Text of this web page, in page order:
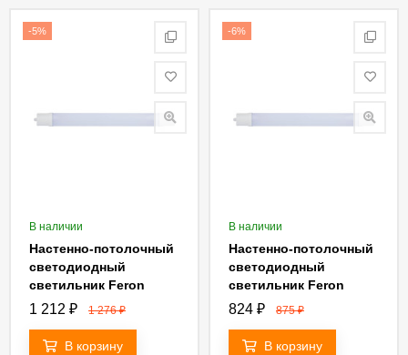
-5%
В наличии
Настенно-потолочный
светодиодный
светильник Feron
AL5090 32599
1 212 ₽ 1 276₽
В корзину
-6%
В наличии
Настенно-потолочный
светодиодный
светильник Feron
AL5090 32596
824 ₽ 875₽
В корзину